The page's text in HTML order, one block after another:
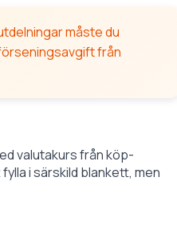
måste du
från
valutakurs från köp-
i särskild blankett, men